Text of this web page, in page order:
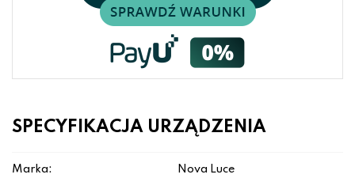
SPECYFIKACJA URZĄDZENIA
Marka: Nova Luce